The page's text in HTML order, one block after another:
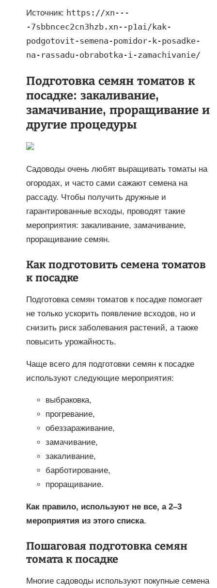
Источник: https://xn---
-7sbbncec2cn3hzb.xn--p1ai/kak-
podgotovit-semena-pomidor-k-posadke-
na-rassadu-obrabotka-i-zamachivanie/
Подготовка семян томатов к
посадке: закаливание,
замачивание, проращивание и
другие процедуры
Садоводы очень любят выращивать томаты на
огородах, и часто сами сажают семена на
рассаду. Чтобы получить дружные и
гарантированные всходы, проводят такие
мероприятия: закаливание, замачивание,
проращивание семян.
Как подготовить семена томатов
к посадке
Подготовка семян томатов к посадке помогает
не только ускорить появление всходов, но и
снизить риск заболевания растений, а также
повысить урожайность.
Чаще всего для подготовки семян к посадке
используют следующие мероприятия:
выбраковка,
прогревание,
обеззараживание,
замачивание,
закаливание,
барботирование,
проращивание.
Как правило, используют не все, а 2–3
мероприятия из этого списка.
Пошаговая подготовка семян
томата к посадке
Многие садоводы используют покупные семена